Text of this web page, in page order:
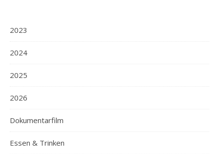
2023
2024
2025
2026
Dokumentarfilm
Essen & Trinken